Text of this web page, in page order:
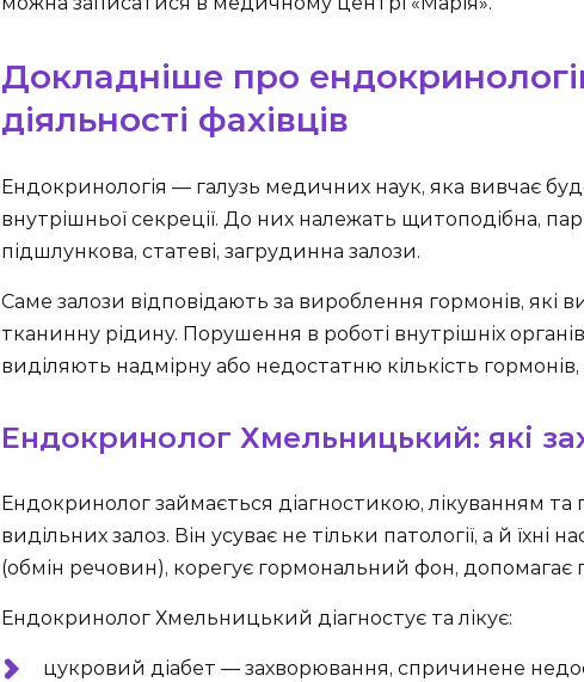
Докладніше про
діяльності фахівців
Ендокринологія — галузь медичних наук, яка вивчає
внутрішньої секреції. До них належать щитоподібна,
підшлункова, статеві, загрудинна залози.
Саме залози відповідають за вироблення гормонів, які
тканинну рідину. Порушення в роботі внутрішніх
виділяють надмірну або недостатню кількість
Ендокринолог Хмельницький: які
Ендокринолог займається діагностикою, лікуванням
видільних залоз. Він усуває не тільки патології, а й їхні
(обмін речовин), корегує гормональний фон, допомагає
Ендокринолог Хмельницький діагностує та лікує:
цукровий діабет — захворювання, спричинене